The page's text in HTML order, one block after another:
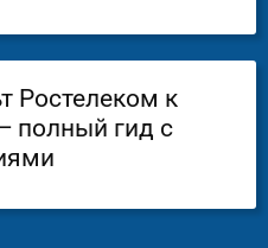
Ростелеком к
полный гид с